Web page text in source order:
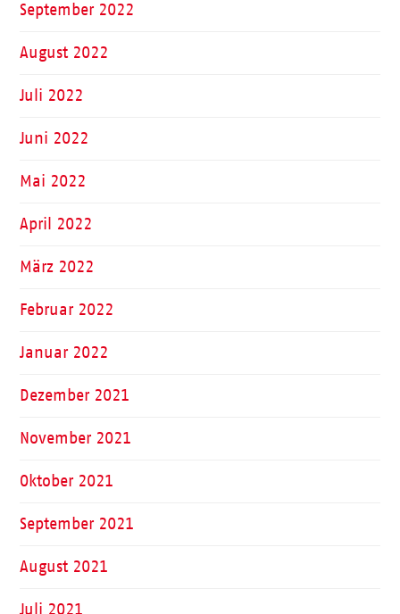
September 2022
August 2022
Juli 2022
Juni 2022
Mai 2022
April 2022
März 2022
Februar 2022
Januar 2022
Dezember 2021
November 2021
Oktober 2021
September 2021
August 2021
Juli 2021